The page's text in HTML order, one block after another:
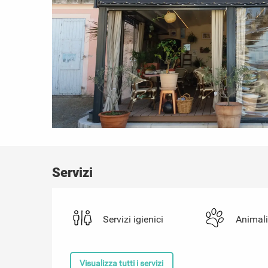
Servizi
Servizi igienici
Visualizza tutti i servizi